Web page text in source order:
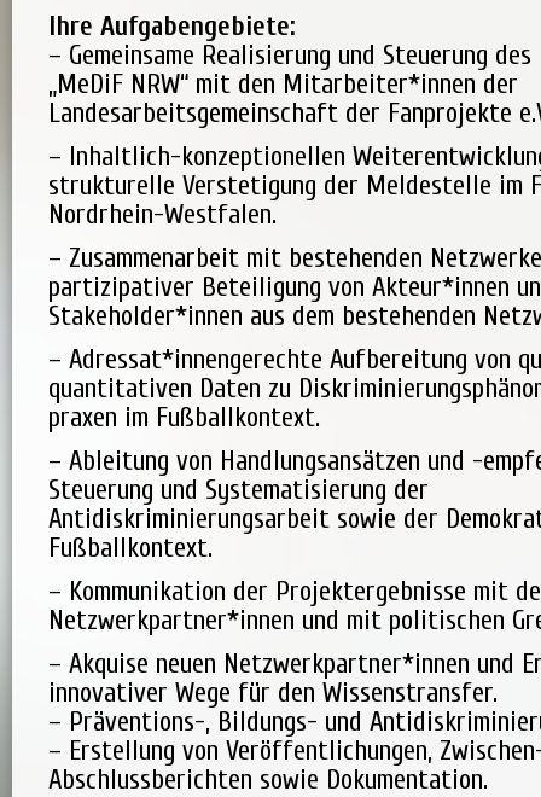
Ihre Aufgabengebiete:
– Gemeinsame Realisierung und Steuerung
„MeDiF NRW“ mit den Mitarbeiter*innen der
Landesarbeitsgemeinschaft der Fanprojekte
– Inhaltlich-konzeptionellen
strukturelle Verstetigung der Meldestelle im
Nordrhein-Westfalen.
– Zusammenarbeit mit bestehenden
partizipativer Beteiligung von Akteur*innen
Stakeholder*innen aus dem bestehenden
– Adressat*innengerechte Aufbereitung von
quantitativen Daten zu
praxen im Fußballkontext.
– Ableitung von Handlungsansätzen und -
Steuerung und Systematisierung der
Antidiskriminierungsarbeit sowie der
Fußballkontext.
– Kommunikation der Projektergebnisse mit
Netzwerkpartner*innen und mit politischen
– Akquise neuen Netzwerkpartner*innen und
innovativer Wege für den Wissenstransfer.
– Präventions-, Bildungs- und
– Erstellung von Veröffentlichungen,
Abschlussberichten sowie Dokumentation.